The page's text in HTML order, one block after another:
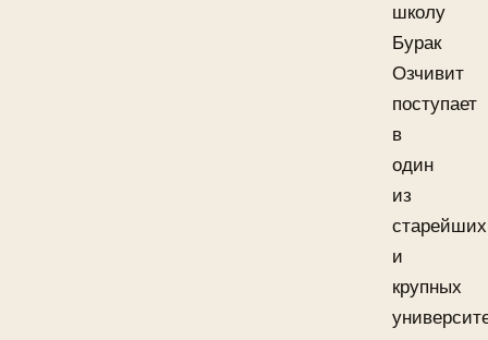
школу
Бурак
Озчивит
поступает
в
один
из
старейших
и
крупных